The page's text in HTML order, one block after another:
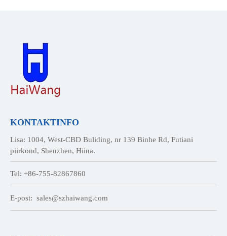
KONTAKTINFO
Lisa: 1004, West-CBD Buliding, nr 139 Binhe Rd, Futiani
piirkond, Shenzhen, Hiina.
Tel: +86-755-82867860
E-post: sales@szhaiwang.com